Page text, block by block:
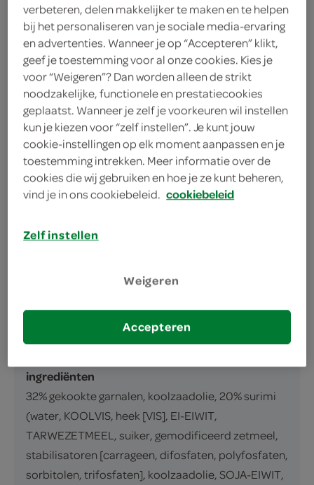
verwerkt in de winkelmand.
romige garnalensalade met frisse smaak, ideaal voor
toast of brood
omschrijving
ingrediënten
ingrediënten
32% gekookte garnalen, koolzaadolie, 20% surimi
(water, KOOLVIS, heek [VIS], EI-EIWIT,
TARWEZETMEEL, suiker, gemodificeerd zetmeel,
stabilisatoren [carrageen, difosfaten, polyfosfaten,
sorbitolen, trifosfaten], koolzaadolie, SOJA-EIWIT,
verbeteren, delen makkelijker te maken en te helpen
bij het personaliseren van je sociale media-ervaring
en advertenties. Wanneer je op “Accepteren” klikt,
geef je toestemming voor al onze cookies. Kies je
voor “Weigeren”? Dan worden alleen de strikt
noodzakelijke, functionele en prestatiecookies
geplaatst. Wanneer je zelf je voorkeuren wil instellen
kun je kiezen voor “zelf instellen”. Je kunt jouw
cookie-instellingen op elk moment aanpassen en je
toestemming intrekken. Meer informatie over de
cookies die wij gebruiken en hoe je ze kunt beheren,
vind je in ons cookiebeleid. cookiebeleid
Zelf instellen
Weigeren
Accepteren